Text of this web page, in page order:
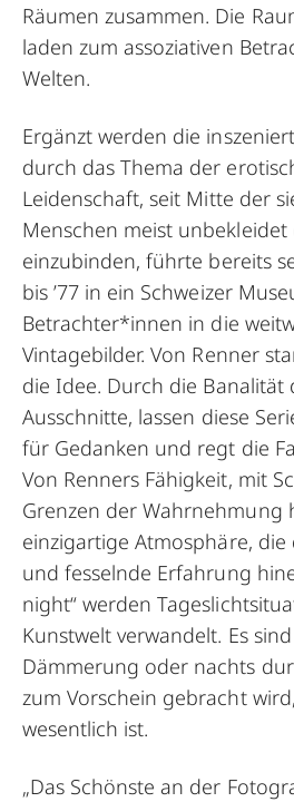
Räumen zusammen. Die
laden zum assoziativen
Welten.
Ergänzt werden die
durch das Thema der
Leidenschaft, seit Mitte der
Menschen meist
einzubinden, führte bereits
bis ’77 in ein Schweizer
Betrachter*innen in die
Vintagebilder. Von Renner
die Idee. Durch die
Ausschnitte, lassen diese
für Gedanken und regt die
Von Renners Fähigkeit, mit
Grenzen der Wahrnehmung
einzigartige Atmosphäre,
und fesselnde Erfahrung
night“ werden
Kunstwelt verwandelt. Es
Dämmerung oder nachts
zum Vorschein gebracht
wesentlich ist.
„Das Schönste an der